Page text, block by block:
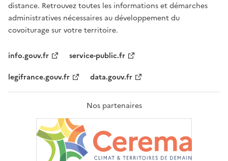
distance. Retrouvez toutes les informations et démarches
administratives nécessaires au développement du
covoiturage sur votre territoire.
info.gouv.fr
service-public.fr
legifrance.gouv.fr
data.gouv.fr
Nos partenaires